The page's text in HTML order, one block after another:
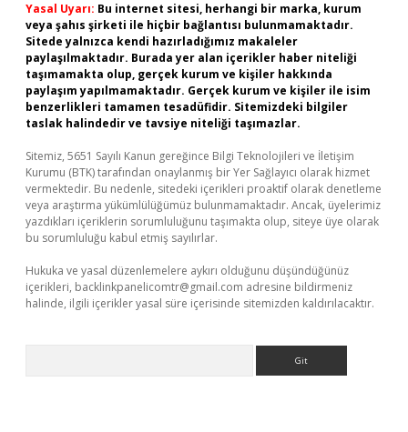
Yasal Uyarı: Bu internet sitesi, herhangi bir marka, kurum
veya şahıs şirketi ile hiçbir bağlantısı bulunmamaktadır.
Sitede yalnızca kendi hazırladığımız makaleler
paylaşılmaktadır. Burada yer alan içerikler haber niteliği
taşımamakta olup, gerçek kurum ve kişiler hakkında
paylaşım yapılmamaktadır. Gerçek kurum ve kişiler ile isim
benzerlikleri tamamen tesadüfidir. Sitemizdeki bilgiler
taslak halindedir ve tavsiye niteliği taşımazlar.
Sitemiz, 5651 Sayılı Kanun gereğince Bilgi Teknolojileri ve İletişim
Kurumu (BTK) tarafından onaylanmış bir Yer Sağlayıcı olarak hizmet
vermektedir. Bu nedenle, sitedeki içerikleri proaktif olarak denetleme
veya araştırma yükümlülüğümüz bulunmamaktadır. Ancak, üyelerimiz
yazdıkları içeriklerin sorumluluğunu taşımakta olup, siteye üye olarak
bu sorumluluğu kabul etmiş sayılırlar.
Hukuka ve yasal düzenlemelere aykırı olduğunu düşündüğünüz
içerikleri, backlinkpanelicomtr@gmail.com adresine bildirmeniz
halinde, ilgili içerikler yasal süre içerisinde sitemizden kaldırılacaktır.